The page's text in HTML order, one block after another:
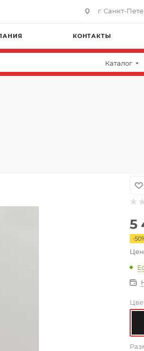
г. Санкт-
КОНТАКТЫ
Каталог
5
-50